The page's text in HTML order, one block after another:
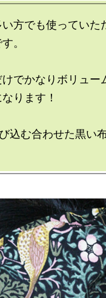
方でも使っていた
。
でかなりボリュー
ります！
込む合わせた黒い